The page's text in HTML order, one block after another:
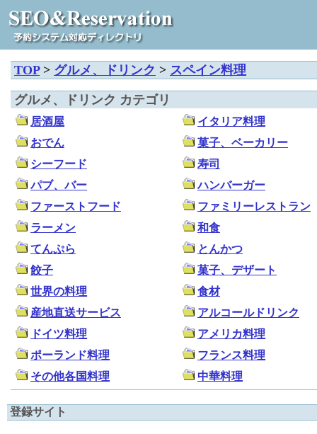
TOP> グルメ、ドリンク > スペイン料理
グルメ、ドリンク カテゴリ
居酒屋
イタリア料理
おでん
菓子、ベーカリー
シーフード
寿司
パブ、バー
ハンバーガー
ファーストフード
ファミリーレストラン
ラーメン
和食
てんぷら
とんかつ
餃子
菓子、デザート
世界の料理
食材
産地直送サービス
アルコールドリンク
ドイツ料理
アメリカ料理
ポーランド料理
フランス料理
その他各国料理
中華料理
登録サイト